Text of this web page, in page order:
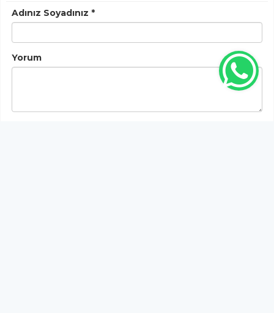
Adınız Soyadınız *
Yorum